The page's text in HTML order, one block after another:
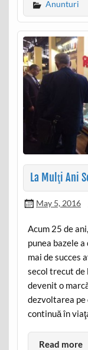
Anunturi
La Mulţi Ani
May 5, 2016
Acum 25 de
punea bazele
mai de succes
secol trecut de
devenit o
dezvoltarea pe
continuă în
Read more